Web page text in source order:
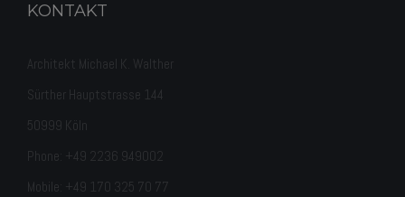
KONTAKT
Architekt Michael K. Walther
Sürther Hauptstrasse 144
50999 Köln
Phone: +49 2236 949002
Mobile: +49 170 325 70 77